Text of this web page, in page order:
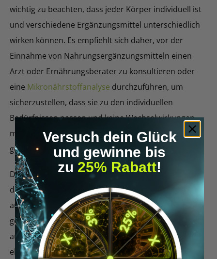
wichtig zu beachten, dass jeder Körper individuell ist
und verschiedene Ergänzungsmittel unterschiedlich
wirken können. Es empfiehlt sich daher, vor der
Einnahme von Nahrungsergänzungsmitteln einen
Arzt oder Ernährungsberater zu konsultieren oder
eine Mikronährstoffanalyse durchzuführen, um
sicherzustellen, dass sie zu den individuellen
Bedürfnissen passen und keine Wechselwirkungen
mit bestehenden Medikamenten oder
gesundheitlichen Zuständen verursachen.
Darüber hinaus sollten Biohacker nicht vergessen,
dass Nahrungsergänzungsmittel allein nicht
ausreichen, um optimale Ergebnisse zu erzielen. Eine
gesunde Ernährung, ausreichend Bewegung,
ausreichend Schlaf und Stressmanagement sind
ebenfalls entscheidende Faktoren für eine
Versuch dein Glück
und gewinne bis
zu 25% Rabatt!